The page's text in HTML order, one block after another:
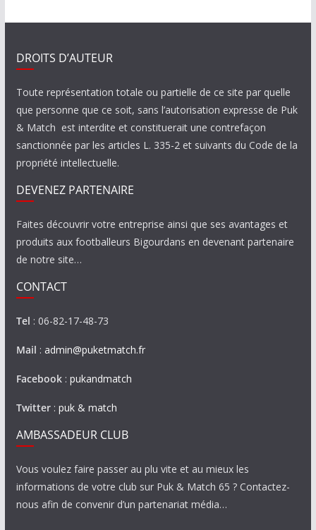
DROITS D’AUTEUR
Toute représentation totale ou partielle de ce site par quelle
que personne que ce soit, sans l’autorisation expresse de Puk
& Match est interdite et constituerait une contrefaçon
sanctionnée par les articles L. 335-2 et suivants du Code de la
propriété intellectuelle.
DEVENEZ PARTENAIRE
Faites découvrir votre entreprise ainsi que ses avantages et
produits aux footballeurs Bigourdans en devenant partenaire
de notre site…
CONTACT
Tel : 06-82-17-48-73
Mail : admin@puketmatch.fr
Facebook: pukandmatch
Twitter: puk & match
AMBASSADEUR CLUB
Vous voulez faire passer au plu vite et au mieux les
informations de votre club sur Puk & Match 65 ? Contactez-
nous afin de convenir d’un partenariat média…